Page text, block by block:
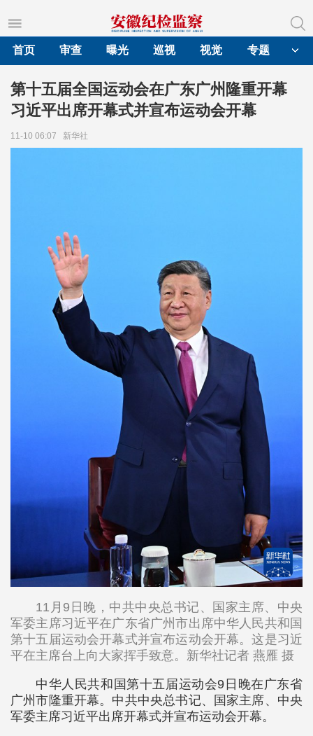
首页
审查 曝光 巡视 视觉 专题
第十五届全国运动会在广东广州隆重开幕
习近平出席开幕式并宣布运动会开幕
11-10 06:07 新华社
11月9日晚，中共中央总书记、国家主席、中央
军委主席习近平在广东省广州市出席中华人民共和国
第十五届运动会开幕式并宣布运动会开幕。这是习近
平在主席台上向大家挥手致意。新华社记者 燕雁 摄
中华人民共和国第十五届运动会9日晚在广东省
广州市隆重开幕。中共中央总书记、国家主席、中央
军委主席习近平出席开幕式并宣布运动会开幕。